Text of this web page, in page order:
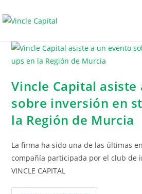
Vincle Capital asiste
sobre inversión en
la Región de Murcia
La firma ha sido una de las últimas
compañía participada por el club de
VINCLE CAPITAL